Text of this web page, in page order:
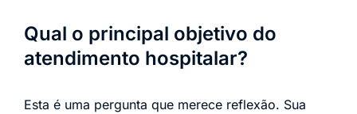
Qual o principal objetivo do
atendimento hospitalar?
Esta é uma pergunta que merece reflexão. Sua